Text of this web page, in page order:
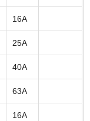
16A
25A
40A
63A
16A